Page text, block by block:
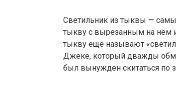
Светильник из тыквы —
тыкву с вырезанным на нём
тыкву ещё называют
Джеке, который дважды
был вынужден скитаться по